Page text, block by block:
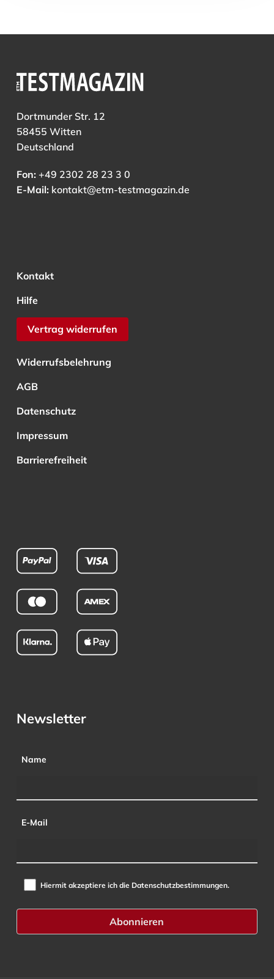
Dortmunder Str. 12
58455 Witten
Deutschland
Fon:+49 2302 28 23 3 0
E-Mail: kontakt@etm-testmagazin.de
Kontakt
Hilfe
Vertrag widerrufen
Widerrufsbelehrung
AGB
Datenschutz
Impressum
Barrierefreiheit
Newsletter
Name
E-Mail
Hiermit akzeptiere ich die Datenschutzbestimmungen.